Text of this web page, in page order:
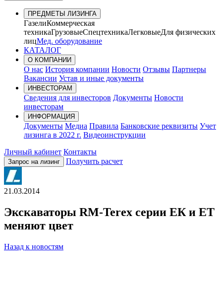
ПРЕДМЕТЫ ЛИЗИНГА
ГазелиКоммерческая
техникаГрузовыеСпецтехникаЛегковыеДля физических
лицМед. оборудование
КАТАЛОГ
О КОМПАНИИ
О нас История компании Новости Отзывы Партнеры
Вакансии Устав и иные документы
ИНВЕСТОРАМ
Сведения для инвесторов Документы Новости
инвесторам
ИНФОРМАЦИЯ
Документы Медиа Правила Банковские реквизиты Учет
лизинга в 2022 г. Видеоинструкции
Личный кабинет Контакты
Запрос на лизинг Получить расчет
21.03.2014
Экскаваторы RM-Terex серии ЕК и ЕТ
меняют цвет
Назад к новостям